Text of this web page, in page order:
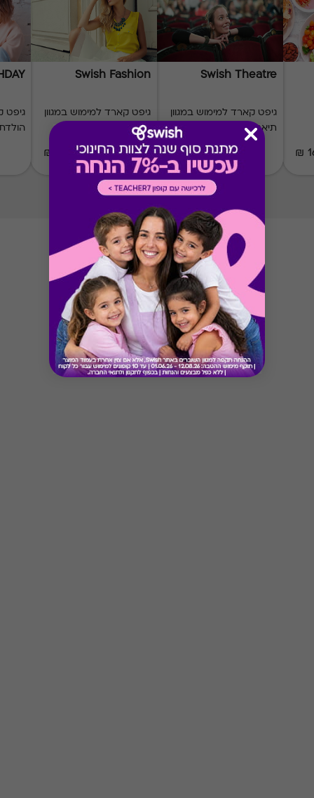
* מבוהר כי רשימת הספקים המכבדות את הגיפט
קארד עשויה להשתנות מעת לעת.
* במקרה של ירידת ספק מגיפט עם ספק יחיד,
באפשרות הלקוח לפנות לחברה ולבקש כרטיס חלופי
ממגוון כרטיסי החברה או לבקש החזר כספי בגין
רכישת הגיפט עפ"י הסכום ששולם בפועל לחברה
Swish Theatre
גיפט קארד למימוש במגוון
תיאטראות
₪50-₪500
Swish Fashion
גיפט קארד למימוש במגוון
מותגי אופנה
₪20-₪500
גיפט